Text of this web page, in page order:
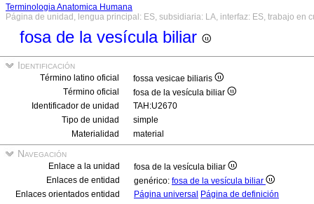
Terminologia Anatomica Humana
Página de unidad, lengua principal: ES, subsidiaria: LA, interfaz: ES, trabajo en
fosa de la vesícula biliar
Identificación
Término latino oficial
fossa vesicae biliaris
Término oficial
fosa de la vesícula biliar
Identificador de unidad
TAH:U2670
Tipo de unidad
simple
Materialidad
material
Navegación
Enlace a la unidad
fosa de la vesícula biliar
Enlaces de entidad
genérico: fosa de la vesícula biliar
Enlaces orientados entidad
Página universal Página de definición